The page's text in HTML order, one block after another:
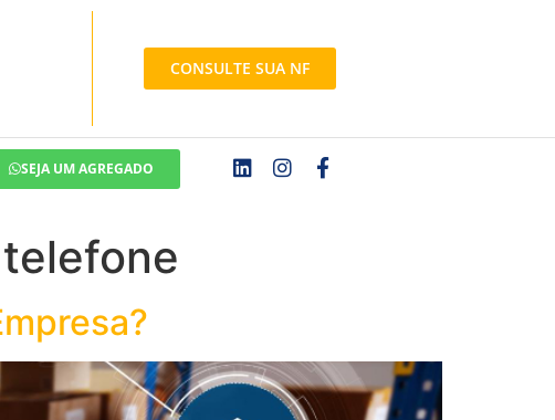
CONSULTE SUA NF
SEJA UM AGREGADO